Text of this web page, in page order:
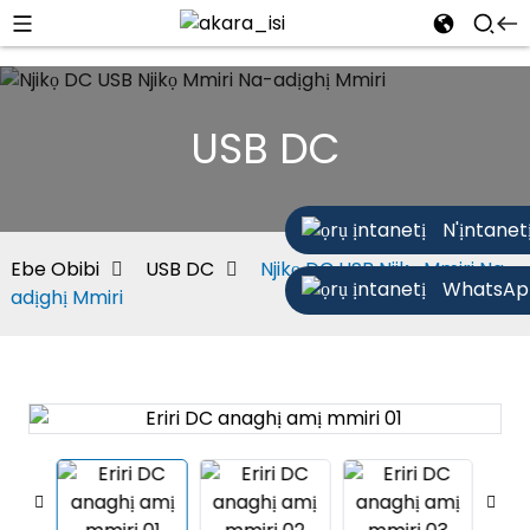
USB DC
Ebe Obibi USB DC
Njikọ DC USB Njikọ Mmiri Na-
adịghị Mmiri